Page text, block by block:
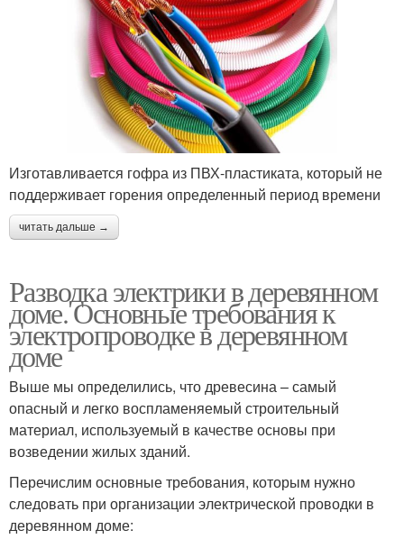
Изготавливается гофра из ПВХ-пластиката, который не
поддерживает горения определенный период времени
читать дальше →
Разводка электрики в деревянном
доме. Основные требования к
электропроводке в деревянном
доме
Выше мы определились, что древесина – самый
опасный и легко воспламеняемый строительный
материал, используемый в качестве основы при
возведении жилых зданий.
Перечислим основные требования, которым нужно
следовать при организации электрической проводки в
деревянном доме: